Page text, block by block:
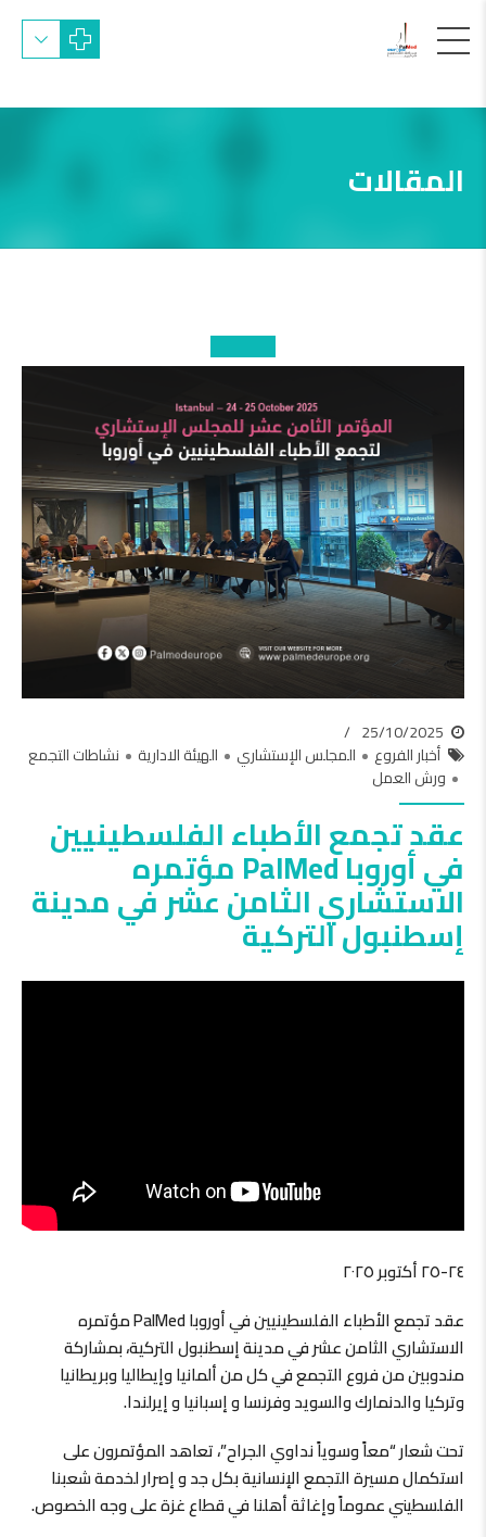
المقالات
25/10/2025
أخبار الفروع
المجلس الإستشاري الهيئة الادارية
نشاطات التجمع
ورش العمل
عقد تجمع الأطباء الفلسطينيين
في أوروبا PalMed مؤتمره
الاستشاري الثامن عشر في مدينة
إسطنبول التركية
٢٤-٢٥ أكتوبر ٢٠٢٥
عقد تجمع الأطباء الفلسطينيين في أوروبا PalMed مؤتمره
الاستشاري الثامن عشر في مدينة إسطنبول التركية، بمشاركة
مندوبين من فروع التجمع في كل من ألمانيا وإيطاليا وبريطانيا
وتركيا والدنمارك والسويد وفرنسا و إسبانيا و إيرلندا.
تحت شعار “معاً وسوياً نداوي الجراح”، تعاهد المؤتمرون على
استكمال مسيرة التجمع الإنسانية بكل جد و إصرار لخدمة شعبنا
الفلسطيني عموماً وإغاثة أهلنا في قطاع غزة على وجه الخصوص.